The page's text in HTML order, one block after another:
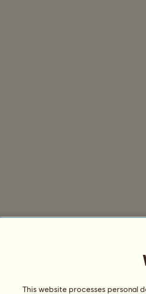
This website processes personal